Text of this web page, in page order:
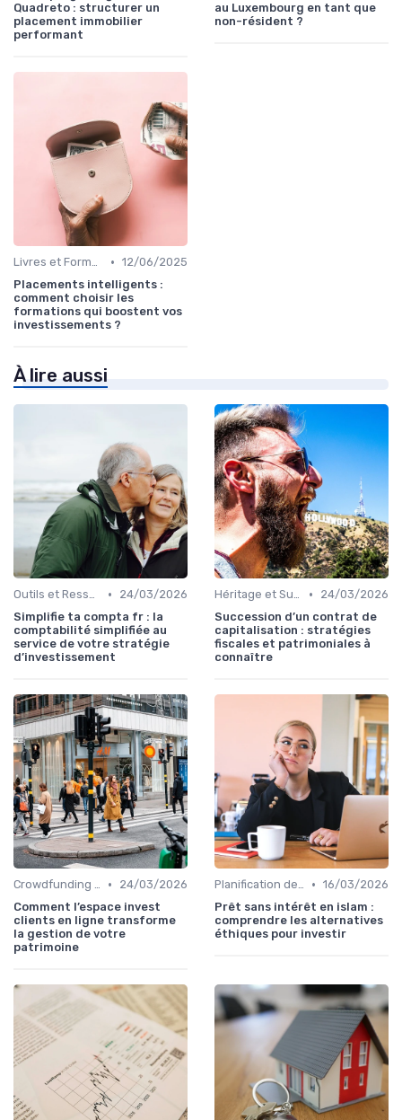
Quadreto : structurer un
placement immobilier
performant
au Luxembourg en tant que
non-résident ?
Livres et Formations sur l'Investissement • 12/06/2025
Placements intelligents :
comment choisir les
formations qui boostent vos
investissements ?
À lire aussi
Outils et Ressources Financières •
24/03/2026
Simplifie ta compta fr : la
comptabilité simplifiée au
service de votre stratégie
d’investissement
Héritage et Succession •
24/03/2026
Succession d’un contrat de
capitalisation : stratégies
fiscales et patrimoniales à
connaître
Crowdfunding et Capital Risque •
24/03/2026
Comment l’espace invest
clients en ligne transforme
la gestion de votre
patrimoine
Planification de la Retraite • 16/03/2026
Prêt sans intérêt en islam :
comprendre les alternatives
éthiques pour investir